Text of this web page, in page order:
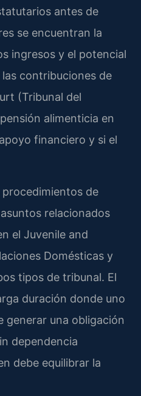
antes de
se encuentran la
ingresos y el potencial
contribuciones de
(Tribunal del
alimenticia en
financiero y si el
de
relacionados
el Juvenile and
Domésticas y
tipos de tribunal. El
duración donde uno
generar una obligación
dependencia
debe equilibrar la